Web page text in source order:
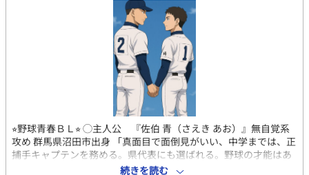
仕事は、しっかり者に見えて意外と生活能力が低い風紀委員長の
お世話係だった。 いつしか『風紀委員長の犬』と呼ばれながら
も、そこでは誰も兄と比較せず、一人の人間として接してくれ
た。 初めて見つけた、自分だけの居場所。 文化祭、仲間との
日々、そして少しずつ募っていく恋心。 やがて、風紀委員長へ
の想いを自覚した冬夜は、自分を偽らずに誰かを好きになること
の喜びと切なさを知っていく。 さらに、風紀委員長の昔馴染み
である転校生・桐生悠斗の登場によって、初めて嫉妬という感情
を経験することに。 色々な過去を乗り越えながら、冬夜は少しず
つ、自分自身を受け入れていく。 初めて自分の居場所と隣にいた
い人を見つけることに。
⭐︎野球青春ＢＬ⭐︎ ◯主人公 『佐伯 青（さえき あお）』無自覚系
攻め 群馬県沼田市出身 「真面目で面倒見がいい、中学までは、正
捕手キャプテンを務める。県代表にも選ばれる。野球の才能はあ
るが本人は自覚がない」 記憶力がよく、頭が良い。 直感的に、相
続きを読む